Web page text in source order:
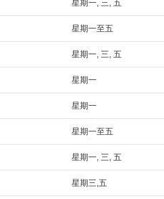
星期一, 三, 五
星期一至五
星期一, 三, 五
星期一
星期一
星期一至五
星期一, 三, 五
星期三,五